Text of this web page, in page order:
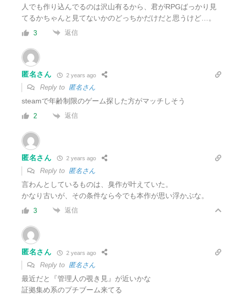
人でも作り込んでるのは沢山有るから、君がRPGばっかり見
てるかちゃんと見てないかのどっちかだけだと思うけど…。
3 返信
匿名さん 2 years ago
Reply to 匿名さん
steamで年齢制限のゲーム探した方がマッチしそう
2 返信
匿名さん 2 years ago
Reply to 匿名さん
言わんとしているものは、臭作が叶えていた。
かなり古いが、その条件なら今でも本作が思い浮かぶな。
3 返信
匿名さん 2 years ago
Reply to 匿名さん
最近だと『管理人の覗き見』 が近いかな
証拠集め系のプチブーム来てる